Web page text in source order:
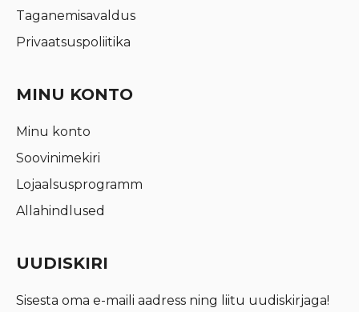
Taganemisavaldus
Privaatsuspoliitika
MINU KONTO
Minu konto
Soovinimekiri
Lojaalsusprogramm
Allahindlused
UUDISKIRI
Sisesta oma e-maili aadress ning liitu uudiskirjaga!